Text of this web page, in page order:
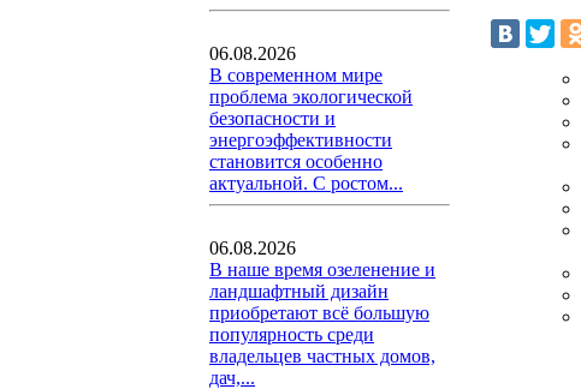
06.08.2026
В современном мире
проблема экологической
безопасности и
энергоэффективности
становится особенно
актуальной. С ростом...
06.08.2026
В наше время озеленение и
ландшафтный дизайн
приобретают всё большую
популярность среди
владельцев частных домов,
дач,...